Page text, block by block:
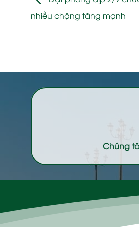
nhiều chặng tăng mạnh
Chúng